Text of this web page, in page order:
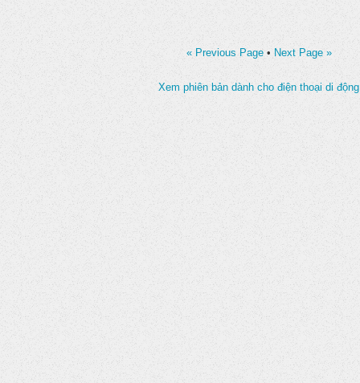
« Previous Page • Next Page »
Xem phiên bản dành cho điện thoại di động